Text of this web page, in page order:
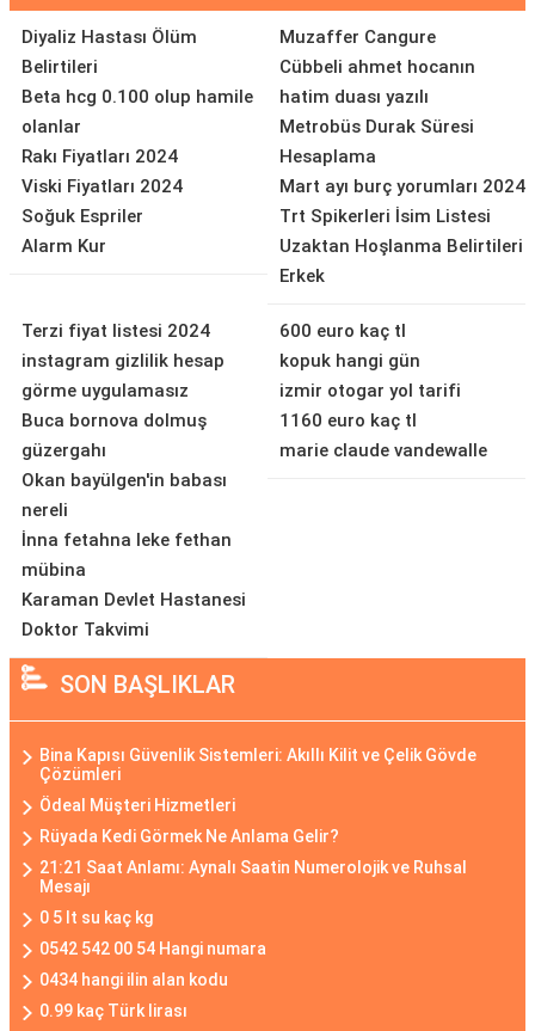
Diyaliz Hastası Ölüm
Belirtileri
Beta hcg 0.100 olup hamile
olanlar
Rakı Fiyatları 2024
Viski Fiyatları 2024
Soğuk Espriler
Alarm Kur
Muzaffer Cangure
Cübbeli ahmet hocanın
hatim duası yazılı
Metrobüs Durak Süresi
Hesaplama
Mart ayı burç yorumları 2024
Trt Spikerleri İsim Listesi
Uzaktan Hoşlanma Belirtileri
Erkek
Terzi fiyat listesi 2024
instagram gizlilik hesap
görme uygulamasız
Buca bornova dolmuş
güzergahı
Okan bayülgen'in babası
nereli
İnna fetahna leke fethan
mübina
Karaman Devlet Hastanesi
Doktor Takvimi
600 euro kaç tl
kopuk hangi gün
izmir otogar yol tarifi
1160 euro kaç tl
marie claude vandewalle
SON BAŞLIKLAR
Bina Kapısı Güvenlik Sistemleri: Akıllı Kilit ve Çelik Gövde
Çözümleri
Ödeal Müşteri Hizmetleri
Rüyada Kedi Görmek Ne Anlama Gelir?
21:21 Saat Anlamı: Aynalı Saatin Numerolojik ve Ruhsal
Mesajı
0 5 lt su kaç kg
0542 542 00 54 Hangi numara
0434 hangi ilin alan kodu
0.99 kaç Türk lirası